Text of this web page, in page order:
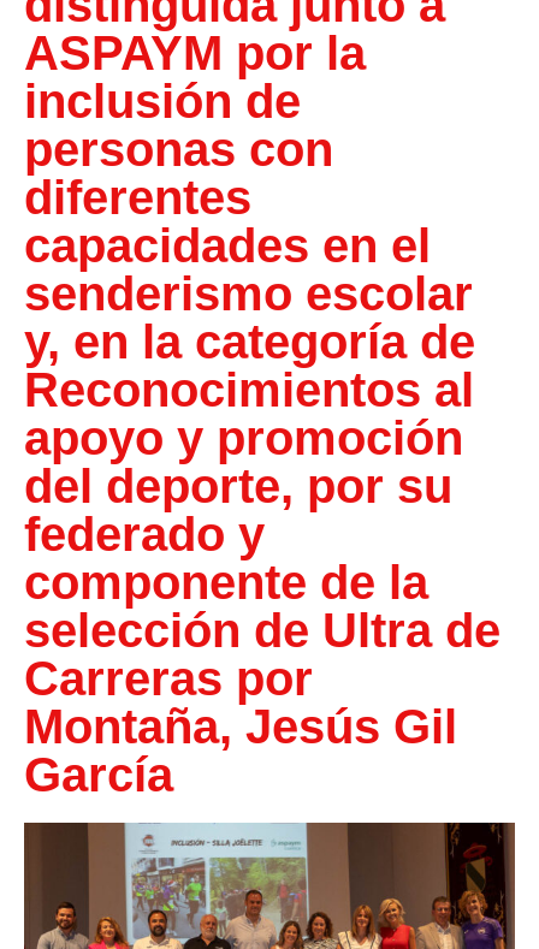
ASPAYM por la
inclusión de
personas con
diferentes
capacidades en el
senderismo escolar
y, en la categoría de
Reconocimientos al
apoyo y promoción
del deporte, por su
federado y
componente de la
selección de Ultra de
Carreras por
Montaña, Jesús Gil
García